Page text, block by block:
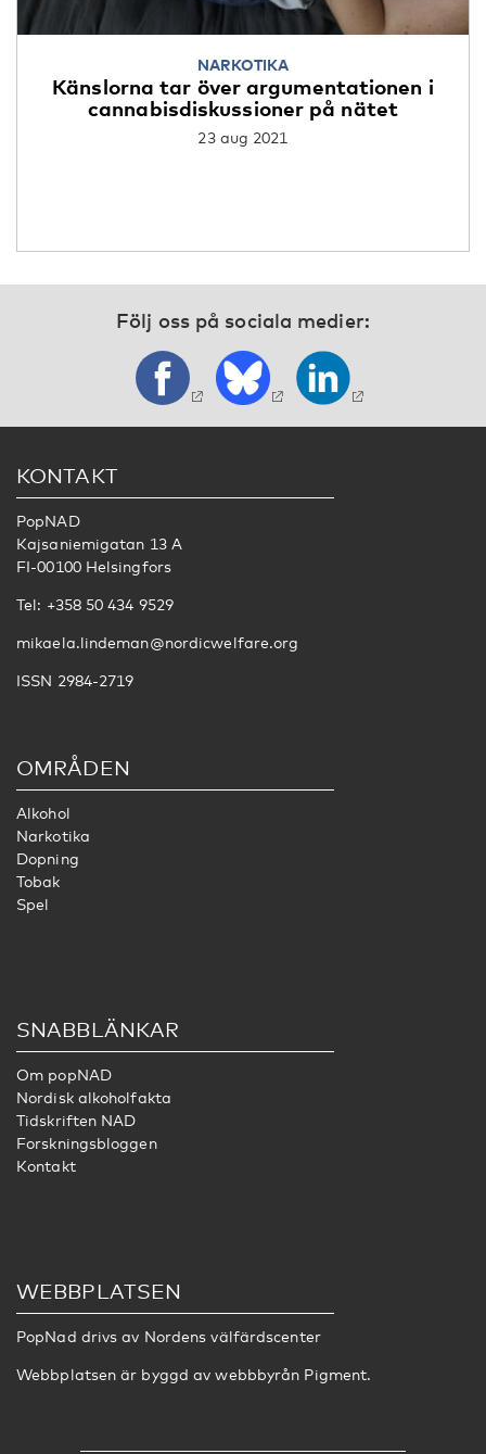
NARKOTIKA
Känslorna tar över argumentationen i
cannabisdiskussioner på nätet
23 aug 2021
Följ oss på sociala medier:
KONTAKT
PopNAD
Kajsaniemigatan 13 A
FI-00100 Helsingfors
Tel: +358 50 434 9529
mikaela.lindeman@nordicwelfare.org
ISSN 2984-2719
OMRÅDEN
Alkohol
Narkotika
Dopning
Tobak
Spel
SNABBLÄNKAR
Om popNAD
Nordisk alkoholfakta
Tidskriften NAD
Forskningsbloggen
Kontakt
WEBBPLATSEN
PopNad drivs av Nordens välfärdscenter
Webbplatsen är byggd av webbbyrån Pigment.